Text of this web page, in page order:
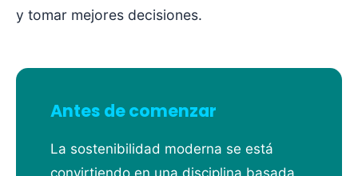
y tomar mejores decisiones.
Antes de comenzar
La sostenibilidad moderna se está
convirtiendo en una disciplina basada